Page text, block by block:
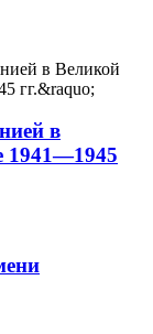
в
1941—1945